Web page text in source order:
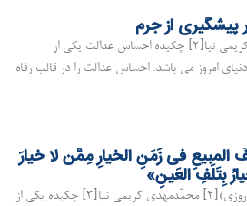
از جرم
محمّدرضا سبزی[۱] محمّدمهدی کریمی نیا[۲] چکیده احساس عدالت یکی از
امروز می‌ باشد. احساس عدالت را در قالب رفاه
فی زَمَنِ الخیارِ مِمَّن لا خیارَ
بِتَلَفِ العَینِ»
حامد یزدانی[۱] صادق طهوری (نوروزی)[۲] محمّدمهدی کریمی نیا[۳] چکیده یکی از